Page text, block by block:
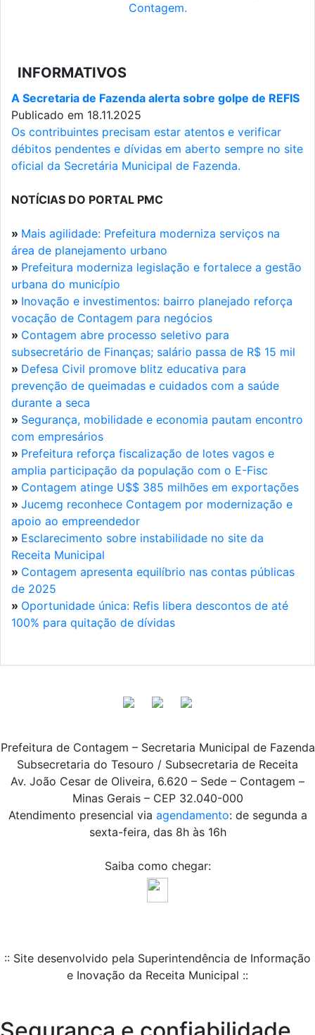
Contagem.
INFORMATIVOS
A Secretaria de Fazenda alerta sobre golpe de REFIS
Publicado em 18.11.2025
Os contribuintes precisam estar atentos e verificar
débitos pendentes e dívidas em aberto sempre no site
oficial da Secretária Municipal de Fazenda.
NOTÍCIAS DO PORTAL PMC
» Mais agilidade: Prefeitura moderniza serviços na
área de planejamento urbano
» Prefeitura moderniza legislação e fortalece a gestão
urbana do município
» Inovação e investimentos: bairro planejado reforça
vocação de Contagem para negócios
» Contagem abre processo seletivo para
subsecretário de Finanças; salário passa de R$ 15 mil
» Defesa Civil promove blitz educativa para
prevenção de queimadas e cuidados com a saúde
durante a seca
» Segurança, mobilidade e economia pautam encontro
com empresários
» Prefeitura reforça fiscalização de lotes vagos e
amplia participação da população com o E-Fisc
» Contagem atinge U$$ 385 milhões em exportações
» Jucemg reconhece Contagem por modernização e
apoio ao empreendedor
» Esclarecimento sobre instabilidade no site da
Receita Municipal
» Contagem apresenta equilíbrio nas contas públicas
de 2025
» Oportunidade única: Refis libera descontos de até
100% para quitação de dívidas
Prefeitura de Contagem – Secretaria Municipal de Fazenda
Subsecretaria do Tesouro / Subsecretaria de Receita
Av. João Cesar de Oliveira, 6.620 – Sede – Contagem –
Minas Gerais – CEP 32.040-000
Atendimento presencial via agendamento: de segunda a
sexta-feira, das 8h às 16h
Saiba como chegar:
:: Site desenvolvido pela Superintendência de Informação
e Inovação da Receita Municipal ::